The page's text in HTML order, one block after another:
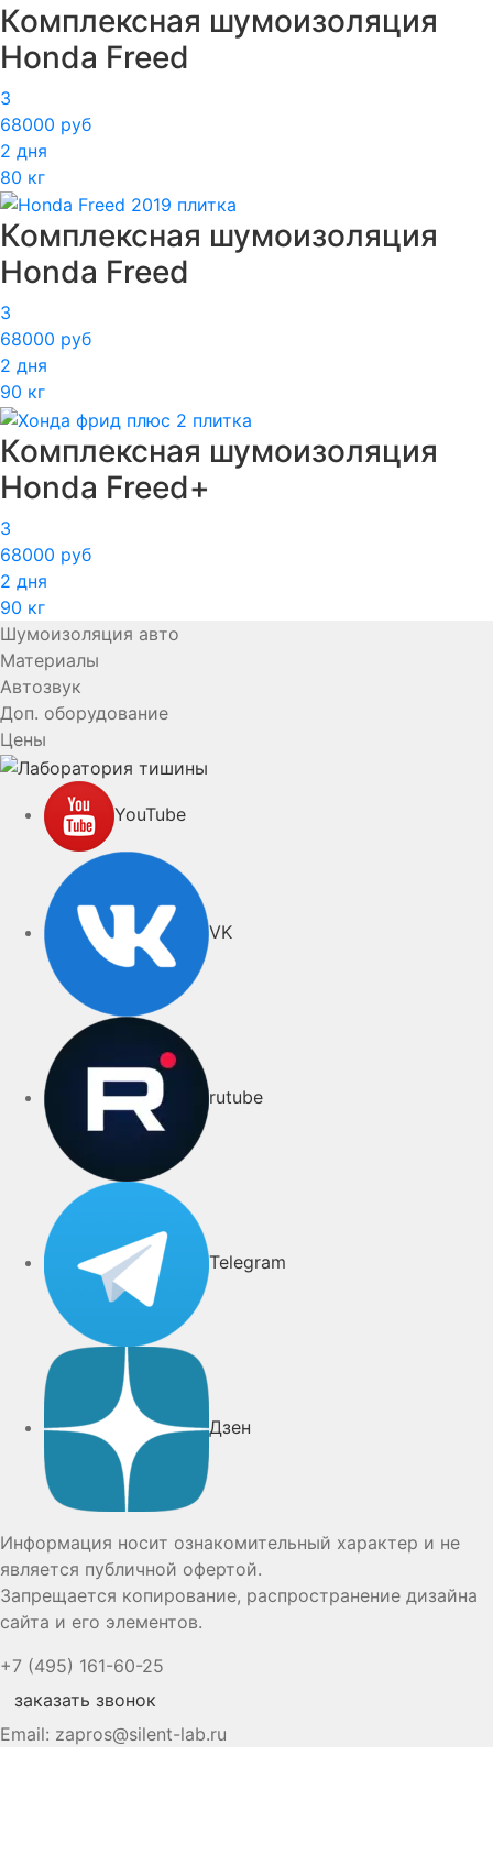
Комплексная шумоизоляция
Honda Freed
3
68000 руб
2 дня
80 кг
Комплексная шумоизоляция
Honda Freed
3
68000 руб
2 дня
90 кг
Комплексная шумоизоляция
Honda Freed+
3
68000 руб
2 дня
90 кг
Шумоизоляция авто
Материалы
Автозвук
Доп. оборудование
Цены
YouTube
VK
rutube
Telegram
Дзен
Информация носит ознакомительный характер и не
является публичной офертой.
Запрещается копирование, распространение дизайна
сайта и его элементов.
+7 (495) 161-60-25
заказать звонок
Email: zapros@silent-lab.ru